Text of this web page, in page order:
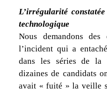
L’irrégularité
technologique
Nous demandons
l’incident qui a
dans les séries de la
dizaines de candidats
avait « fuité » la veille